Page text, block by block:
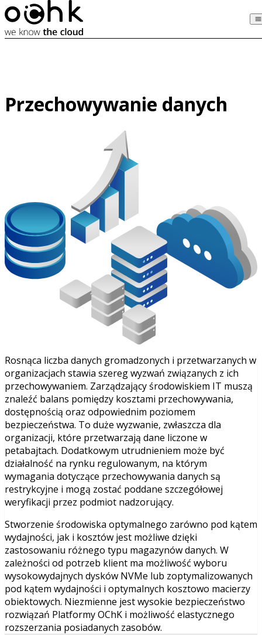
Przechowywanie danych
Rosnąca liczba danych gromadzonych i przetwarzanych w
organizacjach stawia szereg wyzwań związanych z ich
przechowywaniem. Zarządzający środowiskiem IT muszą
znaleźć balans pomiędzy kosztami przechowywania,
dostępnością oraz odpowiednim poziomem
bezpieczeństwa. To duże wyzwanie, zwłaszcza dla
organizacji, które przetwarzają dane liczone w
petabajtach. Dodatkowym utrudnieniem może być
działalność na rynku regulowanym, na którym
wymagania dotyczące przechowywania danych są
restrykcyjne i mogą zostać poddane szczegółowej
weryfikacji przez podmiot nadzorujący.
Stworzenie środowiska optymalnego zarówno pod kątem
wydajności, jak i kosztów jest możliwe dzięki
zastosowaniu różnego typu magazynów danych. W
zależności od potrzeb klient ma możliwość wyboru
wysokowydajnych dysków NVMe lub zoptymalizowanych
pod kątem wydajności i optymalnych kosztowo macierzy
obiektowych. Niezmienne jest wysokie bezpieczeństwo
rozwiązań Platformy OChK i możliwość elastycznego
rozszerzania posiadanych zasobów.